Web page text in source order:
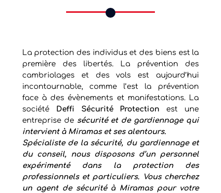
La protection des individus et des biens est la
première des libertés. La prévention des
cambriolages et des vols est aujourd’hui
incontournable, comme l’est la prévention
face à des évènements et manifestations. La
société Deffi Sécurité Protection est une
entreprise de sécurité et de gardiennage qui
intervient à Miramaset ses alentours.
Spécialiste de la sécurité, du gardiennage et
du conseil, nous disposons d’un personnel
expérimenté dans la protection des
professionnels et particuliers. Vous cherchez
un agent de sécurité à Miramaspour votre